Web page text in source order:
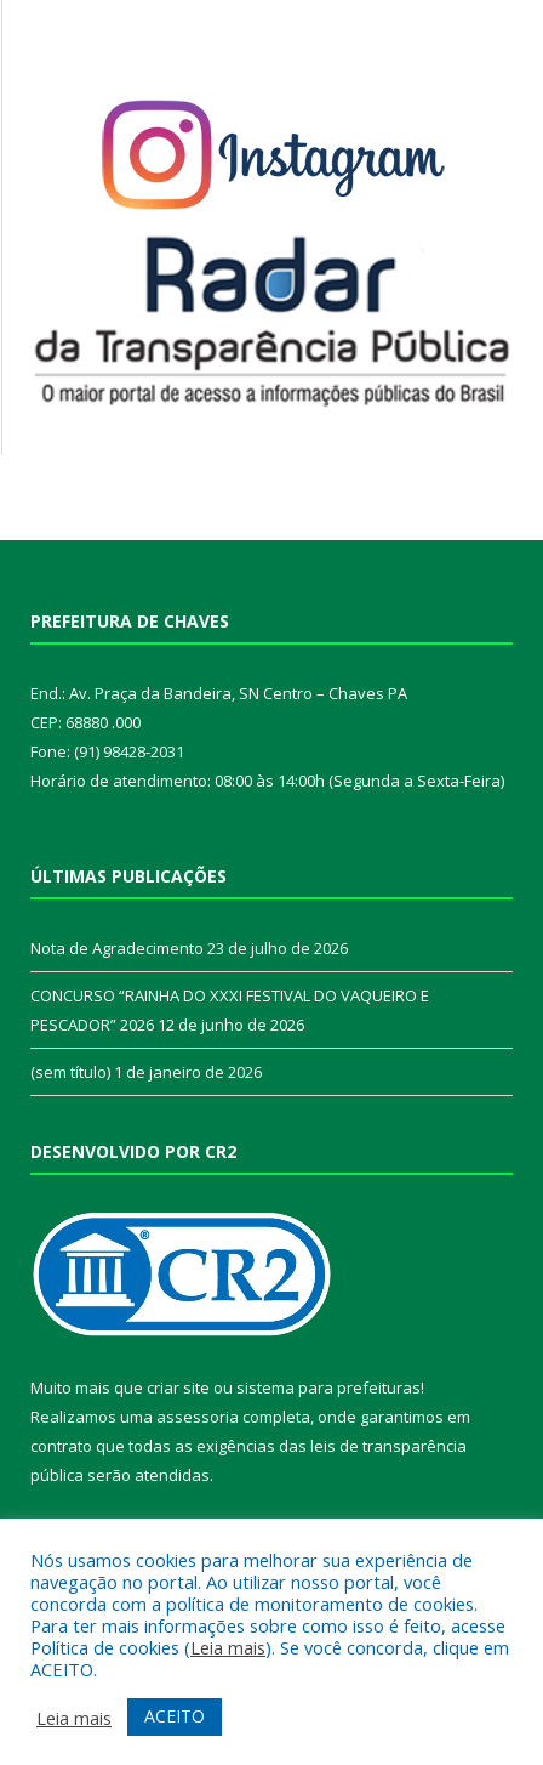
PREFEITURA DE CHAVES
End.: Av. Praça da Bandeira, SN Centro – Chaves PA
CEP: 68880 .000
Fone: (91) 98428-2031
Horário de atendimento: 08:00 às 14:00h (Segunda a Sexta-Feira)
ÚLTIMAS PUBLICAÇÕES
Nota de Agradecimento 23 de julho de 2026
CONCURSO “RAINHA DO XXXI FESTIVAL DO VAQUEIRO E
PESCADOR” 2026 12 de junho de 2026
(sem título) 1 de janeiro de 2026
DESENVOLVIDO POR CR2
Muito mais que criar site ou sistema para prefeituras!
Realizamos uma assessoria completa, onde garantimos em
contrato que todas as exigências das leis de transparência
pública serão atendidas.
Todos os direitos reservados a Prefeitura Municipal de Chaves.
Mapa do Site
Acessar Área Administrativa
Acessar Webmail
Nós usamos cookies para melhorar sua experiência de
navegação no portal. Ao utilizar nosso portal, você
concorda com a política de monitoramento de cookies.
Para ter mais informações sobre como isso é feito, acesse
Política de cookies (Leia mais). Se você concorda, clique em
ACEITO.
Leia mais
ACEITO